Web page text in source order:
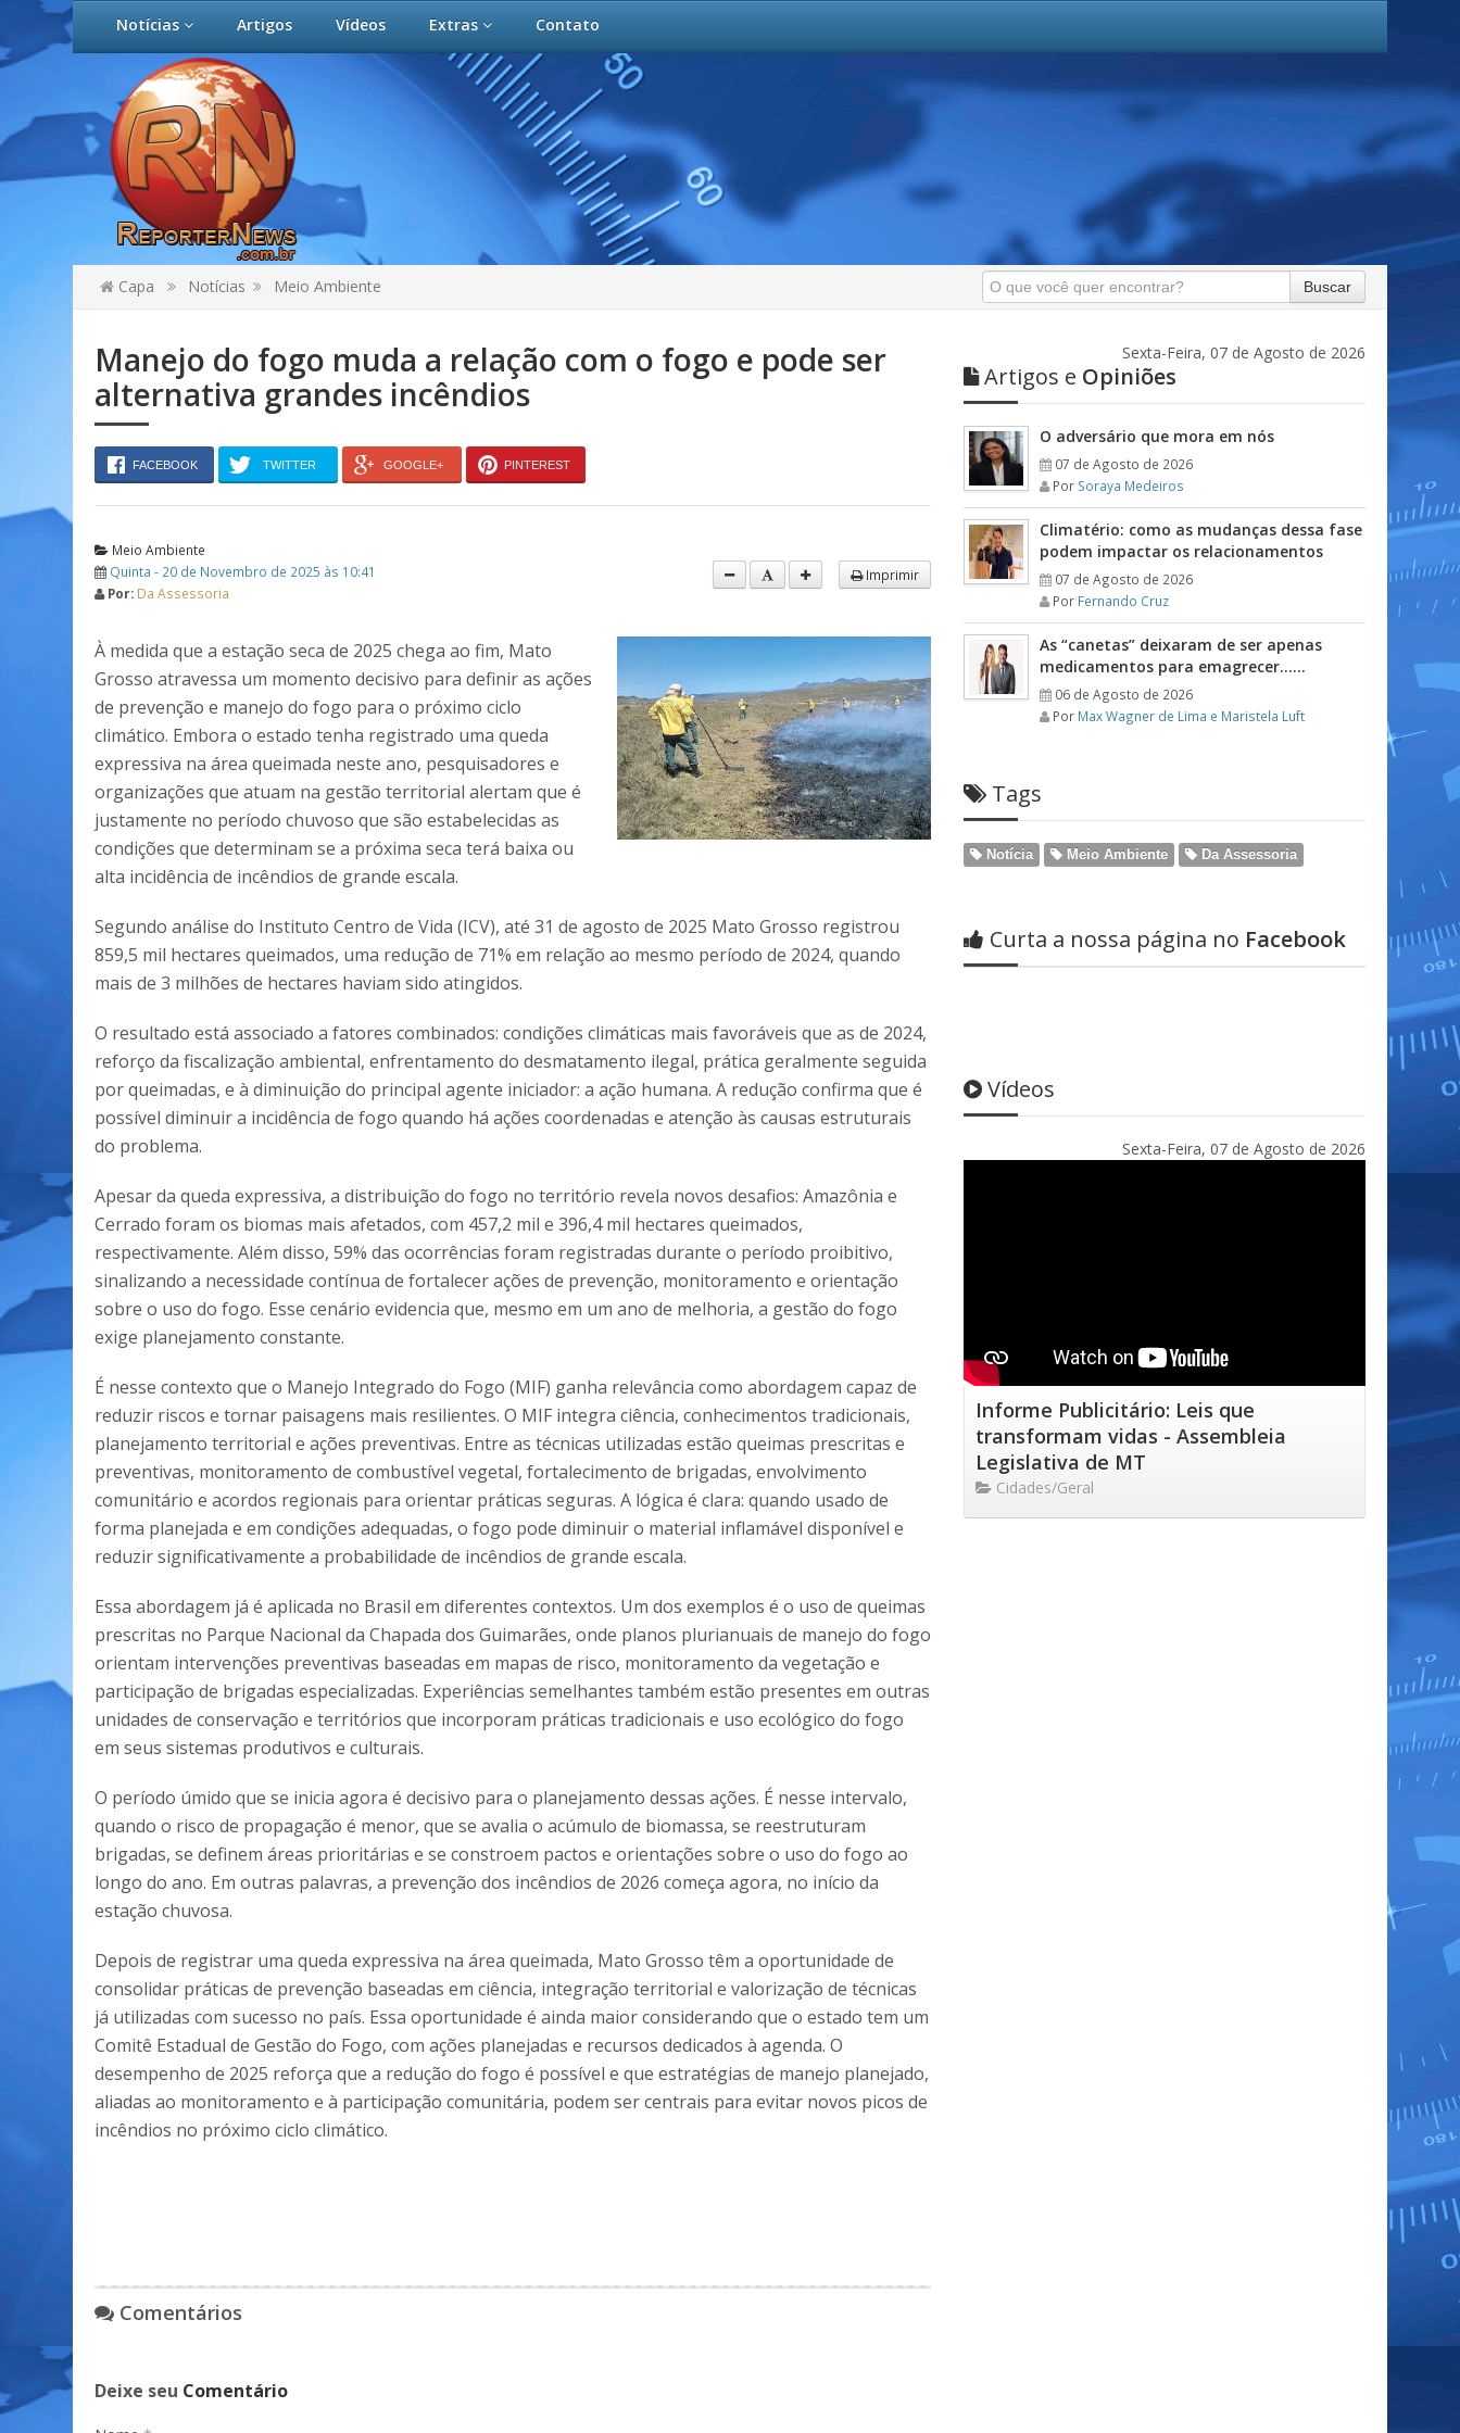
Notícias Artigos Vídeos Extras Contato
Capa Notícias Meio Ambiente Buscar
Manejo do fogo muda a relação com o fogo e pode ser
alternativa grandes incêndios
FACEBOOK TWITTER GOOGLE+ PINTEREST
Meio Ambiente
Quinta - 20 de Novembro de 2025 às 10:41
Por: Da Assessoria
Imprimir
À medida que a estação seca de 2025 chega ao fim, Mato
Grosso atravessa um momento decisivo para definir as ações
de prevenção e manejo do fogo para o próximo ciclo
climático. Embora o estado tenha registrado uma queda
expressiva na área queimada neste ano, pesquisadores e
organizações que atuam na gestão territorial alertam que é
justamente no período chuvoso que são estabelecidas as
condições que determinam se a próxima seca terá baixa ou
alta incidência de incêndios de grande escala.
Segundo análise do Instituto Centro de Vida (ICV), até 31 de agosto de 2025 Mato Grosso registrou
859,5 mil hectares queimados, uma redução de 71% em relação ao mesmo período de 2024, quando
mais de 3 milhões de hectares haviam sido atingidos.
O resultado está associado a fatores combinados: condições climáticas mais favoráveis que as de 2024,
reforço da fiscalização ambiental, enfrentamento do desmatamento ilegal, prática geralmente seguida
por queimadas, e à diminuição do principal agente iniciador: a ação humana. A redução confirma que é
possível diminuir a incidência de fogo quando há ações coordenadas e atenção às causas estruturais
do problema.
Apesar da queda expressiva, a distribuição do fogo no território revela novos desafios: Amazônia e
Cerrado foram os biomas mais afetados, com 457,2 mil e 396,4 mil hectares queimados,
respectivamente. Além disso, 59% das ocorrências foram registradas durante o período proibitivo,
sinalizando a necessidade contínua de fortalecer ações de prevenção, monitoramento e orientação
sobre o uso do fogo. Esse cenário evidencia que, mesmo em um ano de melhoria, a gestão do fogo
exige planejamento constante.
É nesse contexto que o Manejo Integrado do Fogo (MIF) ganha relevância como abordagem capaz de
reduzir riscos e tornar paisagens mais resilientes. O MIF integra ciência, conhecimentos tradicionais,
planejamento territorial e ações preventivas. Entre as técnicas utilizadas estão queimas prescritas e
preventivas, monitoramento de combustível vegetal, fortalecimento de brigadas, envolvimento
comunitário e acordos regionais para orientar práticas seguras. A lógica é clara: quando usado de
forma planejada e em condições adequadas, o fogo pode diminuir o material inflamável disponível e
reduzir significativamente a probabilidade de incêndios de grande escala.
Essa abordagem já é aplicada no Brasil em diferentes contextos. Um dos exemplos é o uso de queimas
prescritas no Parque Nacional da Chapada dos Guimarães, onde planos plurianuais de manejo do fogo
orientam intervenções preventivas baseadas em mapas de risco, monitoramento da vegetação e
participação de brigadas especializadas. Experiências semelhantes também estão presentes em outras
unidades de conservação e territórios que incorporam práticas tradicionais e uso ecológico do fogo
em seus sistemas produtivos e culturais.
O período úmido que se inicia agora é decisivo para o planejamento dessas ações. É nesse intervalo,
quando o risco de propagação é menor, que se avalia o acúmulo de biomassa, se reestruturam
brigadas, se definem áreas prioritárias e se constroem pactos e orientações sobre o uso do fogo ao
longo do ano. Em outras palavras, a prevenção dos incêndios de 2026 começa agora, no início da
estação chuvosa.
Depois de registrar uma queda expressiva na área queimada, Mato Grosso têm a oportunidade de
consolidar práticas de prevenção baseadas em ciência, integração territorial e valorização de técnicas
já utilizadas com sucesso no país. Essa oportunidade é ainda maior considerando que o estado tem um
Comitê Estadual de Gestão do Fogo, com ações planejadas e recursos dedicados à agenda. O
desempenho de 2025 reforça que a redução do fogo é possível e que estratégias de manejo planejado,
aliadas ao monitoramento e à participação comunitária, podem ser centrais para evitar novos picos de
incêndios no próximo ciclo climático.
Comentários
Deixe seu Comentário
Sexta-Feira, 07 de Agosto de 2026
Artigos e Opiniões
O adversário que mora em nós
07 de Agosto de 2026
Por Soraya Medeiros
Climatério: como as mudanças dessa fase
podem impactar os relacionamentos
07 de Agosto de 2026
Por Fernando Cruz
As “canetas” deixaram de ser apenas
medicamentos para emagrecer……
06 de Agosto de 2026
Por Max Wagner de Lima e Maristela Luft
Tags
Notícia Meio Ambiente Da Assessoria
Curta a nossa página no Facebook
Vídeos
Sexta-Feira, 07 de Agosto de 2026
Informe Publicitário: Leis que
transformam vidas - Assembleia
Legislativa de MT
Cidades/Geral